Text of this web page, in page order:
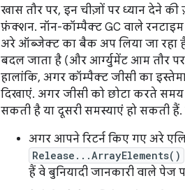
खास तौर पर, इन चीज़ों पर ध्यान देने
फ़ंक्शन. नॉन-कॉम्पैक्ट GC वाले
अरे ऑब्जेक्ट का बैक अप लिया जा रहा
बदल जाता है (और आर्ग्युमेंट आम तौर
हालांकि, अगर कॉम्पैक्ट जीसी का
दिखाएं. अगर जीसी को छोटा करते
सकती है या दूसरी समस्याएं हो सकती
अगर आपने रिटर्न किए गए अरे
Release...ArrayElements()
हैं वे बुनियादी जानकारी वाले